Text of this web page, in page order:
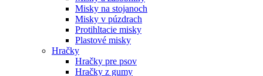
Misky na stojanoch
Misky v púzdrach
Protihltacie misky
Plastové misky
Hračky
Hračky pre psov
Hračky z gumy